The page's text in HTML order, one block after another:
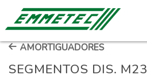
AMORTIGUADORES
SEGMENTOS DIS. M23